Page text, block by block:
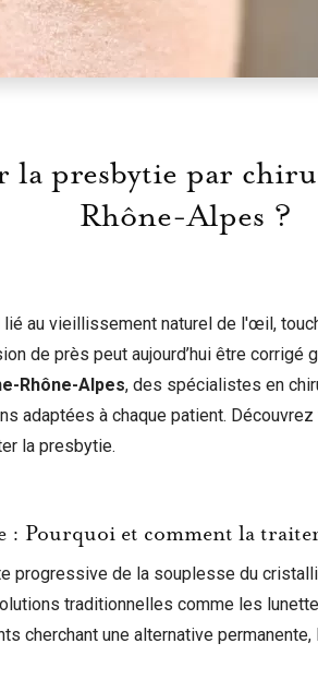
la presbytie par
Rhône-Alpes ?
au vieillissement naturel de l'œil,
de près peut aujourd’hui être corrigé
Rhône-Alpes, des spécialistes en
adaptées à chaque patient.
la presbytie.
: Pourquoi et comment la
progressive de la souplesse du
traditionnelles comme les
cherchant une alternative permanente,